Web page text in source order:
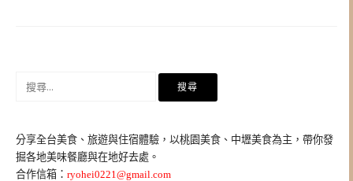
字:
分享全台美食、旅遊與住宿體驗，以桃園美食、中壢美食為主，帶你發
掘各地美味餐廳與在地好去處。
合作信箱： ryohei0221@gmail.com